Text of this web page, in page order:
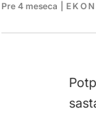
Pre 4 meseca